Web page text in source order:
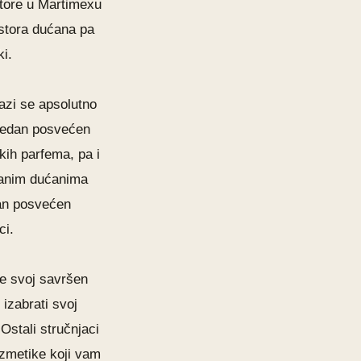
u Martimexu
dućana pa
se apsolutno
posvećen
parfema, pa i
dućanima
posvećen
svoj savršen
izabrati svoj
stručnjaci
koji vam